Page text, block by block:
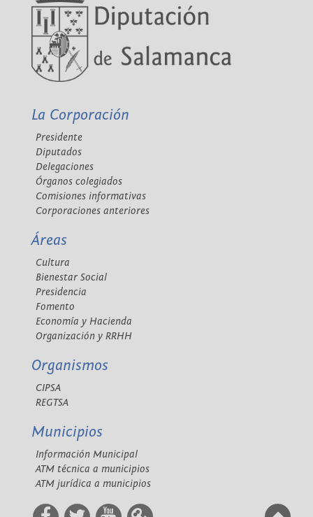
La Corporación
Presidente
Diputados
Delegaciones
Órganos colegiados
Comisiones informativas
Corporaciones anteriores
Áreas
Cultura
Bienestar Social
Presidencia
Fomento
Economía y Hacienda
Organización y RRHH
Organismos
CIPSA
REGTSA
Municipios
Información Municipal
ATM técnica a municipios
ATM jurídica a municipios